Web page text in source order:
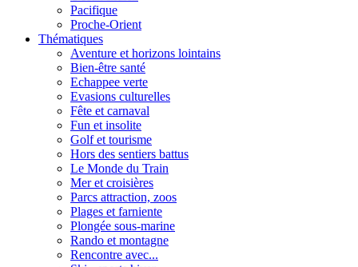
Pacifique
Proche-Orient
Thématiques
Aventure et horizons lointains
Bien-être santé
Echappee verte
Evasions culturelles
Fête et carnaval
Fun et insolite
Golf et tourisme
Hors des sentiers battus
Le Monde du Train
Mer et croisières
Parcs attraction, zoos
Plages et farniente
Plongée sous-marine
Rando et montagne
Rencontre avec...